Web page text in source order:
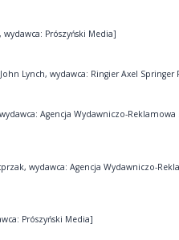
Prószyński Media]
Lynch, wydawca: Ringier Axel Springer
Agencja Wydawniczo-Reklamowa
wydawca: Agencja Wydawniczo-
Prószyński Media]